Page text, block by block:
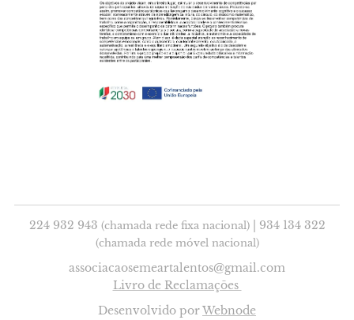
224 932 943 (chamada rede fixa nacional) | 934 134 322
(chamada rede móvel nacional)
associacaosemeartalentos@gmail.com
Livro de Reclamações
Desenvolvido porWebnode